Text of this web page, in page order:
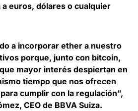
euros, dólares o cualquier
a incorporar ether a nuestro
porque, junto con bitcoin,
mayor interés despiertan en
tiempo que nos ofrecen
cumplir con la regulación”,
CEO de BBVA Suiza.